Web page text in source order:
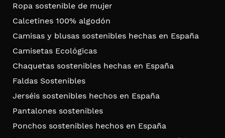
Ropa sostenible de mujer
Calcetines 100% algodón
Camisas y blusas sostenibles hechas en España
Camisetas Ecológicas
Chaquetas sostenibles hechas en España
Faldas Sostenibles
Jerséis sostenibles hechos en España
Pantalones sostenibles
Ponchos sostenibles hechos en España